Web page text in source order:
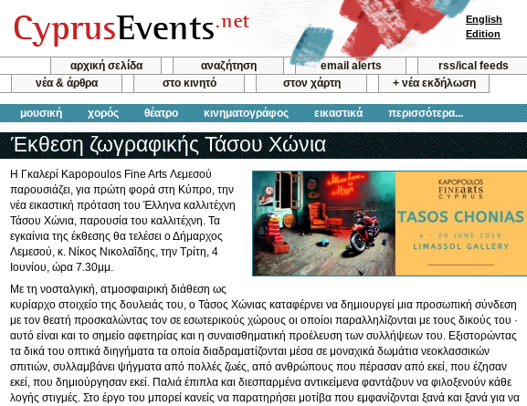
αρχική σελίδα αναζήτηση email alerts
rss/ical feeds
νέα & άρθρα
στο κινητό στον χάρτη + νέα εκδήλωση
μουσική χορός θέατρο κινηματογράφος εικαστικά περισσότερα...
English
Edition
Έκθεση ζωγραφικής Τάσου Χώνια
Η Γκαλερί Kapopoulos Fine Arts Λεμεσού
παρουσιάζει, για πρώτη φορά στη Κύπρο, την
νέα εικαστική πρόταση του Έλληνα καλλιτέχνη
Τάσου Χώνια, παρουσία του καλλιτέχνη. Τα
εγκαίνια της έκθεσης θα τελέσει ο Δήμαρχος
Λεμεσού, κ. Νίκος Νικολαΐδης, την Τρίτη, 4
Ιουνίου, ώρα 7.30μμ.
Με τη νοσταλγική, ατμοσφαιρική διάθεση ως
κυρίαρχο στοιχείο της δουλειάς του, ο Τάσος Χώνιας καταφέρνει να δημιουργεί μια προσωπική σύνδεση
με τον θεατή προσκαλώντας τον σε εσωτερικούς χώρους οι οποίοι παραλληλίζονται με τους δικούς του ·
αυτό είναι και το σημείο αφετηρίας και η συναισθηματική προέλευση των συλλήψεων του. Εξιστορώντας
τα δικά του οπτικά διηγήματα τα οποία διαδραματίζονται μέσα σε μοναχικά δωμάτια νεοκλασσικών
σπιτιών, συλλαμβάνει ψήγματα από πολλές ζωές, από ανθρώπους που πέρασαν από εκεί, που έζησαν
εκεί, που δημιούργησαν εκεί. Παλιά έπιπλα και διεσπαρμένα αντικείμενα φαντάζουν να φιλοξενούν κάθε
λογής στιγμές. Στο έργο του μπορεί κανείς να παρατηρήσει μοτίβα που εμφανίζονται ξανά και ξανά για να